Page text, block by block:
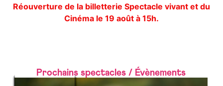
Réouverture de la billetterie Spectacle vivant et du
Cinéma le 19 août à 15h.
Prochains spectacles / Évènements